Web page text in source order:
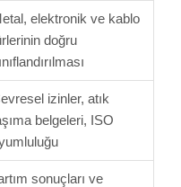
elektronik ve kablo
doğru
izinler, atık
belgeleri, ISO
sonuçları ve